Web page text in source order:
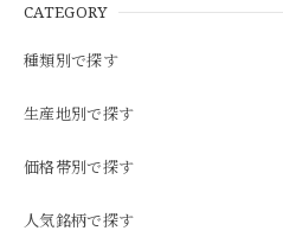
CATEGORY
種類別で探す
生産地別で探す
価格帯別で探す
人気銘柄で探す